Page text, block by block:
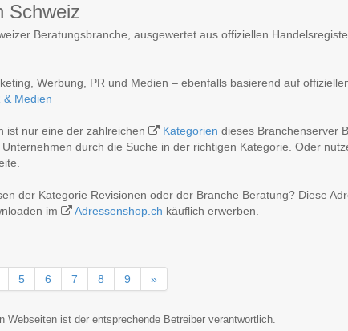
Schweiz
Beratungsbranche, ausgewertet aus offiziellen
Werbung, PR und Medien – ebenfalls basierend auf
& Medien
ist nur eine der zahlreichen Kategorien dieses Branchenserver
durch die Suche in der richtigen Kategorie. Oder
der Kategorie Revisionen oder der Branche Beratung? Diese
im
Adressenshop.ch käuflich erwerben.
5 6 7 8 9 »
Webseiten ist der entsprechende Betreiber verantwortlich.